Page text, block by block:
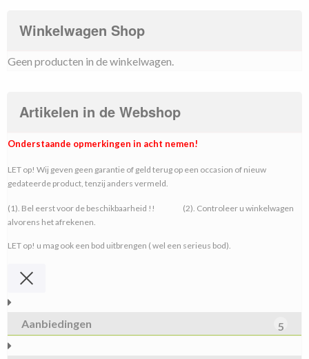
€ 1.100,00.
Winkelwagen Shop
Geen producten in de winkelwagen.
Artikelen in de Webshop
Onderstaande opmerkingen in acht nemen!
LET op! Wij geven geen garantie of geld terug op een occasion of nieuw
gedateerde product, tenzij anders vermeld.
(1). Bel eerst voor de beschikbaarheid !! (2). Controleer u winkelwagen
alvorens het afrekenen.
LET op! u mag ook een bod uitbrengen ( wel een serieus bod).
Aanbiedingen 5